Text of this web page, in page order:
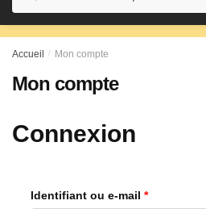
Accueil / Mon compte
Mon compte
Connexion
Identifiant ou e-mail *